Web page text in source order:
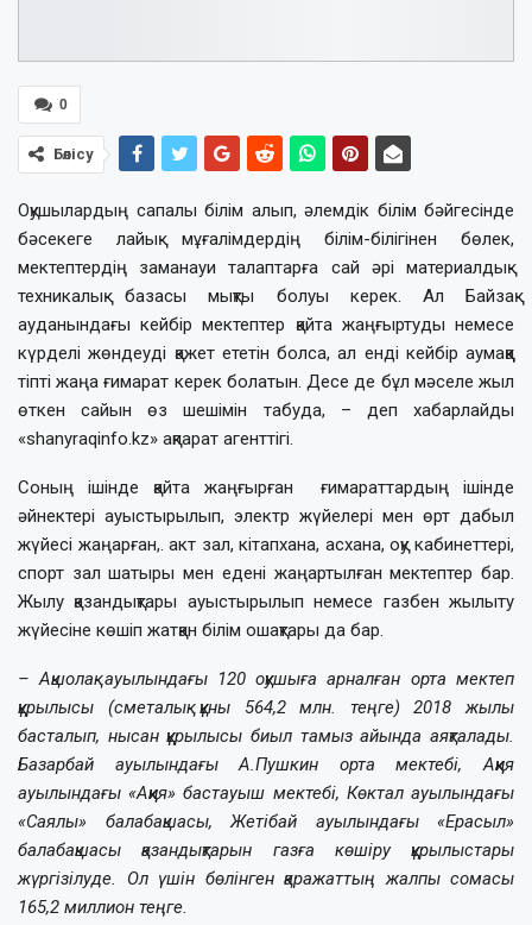
0
Бөлісу
Оқушылардың сапалы білім алып, әлемдік білім бәйгесінде
бәсекеге лайық мұғалімдердің білім-білігінен бөлек,
мектептердің заманауи талаптарға сай әрі материалдық-
техникалық базасы мықты болуы керек. Ал Байзақ
ауданындағы кейбір мектептер қайта жаңғыртуды немесе
күрделі жөндеуді қажет ететін болса, ал енді кейбір аумаққа
тіпті жаңа ғимарат керек болатын. Десе де бұл мәселе жыл
өткен сайын өз шешімін табуда, – деп хабарлайды
«shanyraqinfo.kz» ақпарат агенттігі.
Соның ішінде қайта жаңғырған ғимараттардың ішінде
әйнектері ауыстырылып, электр жүйелері мен өрт дабыл
жүйесі жаңарған,. акт зал, кітапхана, асхана, оқу кабинеттері,
спорт зал шатыры мен едені жаңартылған мектептер бар.
Жылу қазандықтары ауыстырылып немесе газбен жылыту
жүйесіне көшіп жатқан білім ошақтары да бар.
– Ақшолақ ауылындағы 120 оқушыға арналған орта мектеп
құрылысы (сметалық құны 564,2 млн. теңге) 2018 жылы
басталып, нысан құрылысы биыл тамыз айында аяқталады.
Базарбай ауылындағы А.Пушкин орта мектебі, Аққия
ауылындағы «Аққия» бастауыш мектебі, Көктал ауылындағы
«Саялы» балабақшасы, Жетібай ауылындағы «Ерасыл»
балабақшасы қазандықтарын газға көшіру құрылыстары
жүргізілуде. Ол үшін бөлінген қаражаттың жалпы сомасы
165,2 миллион теңге.